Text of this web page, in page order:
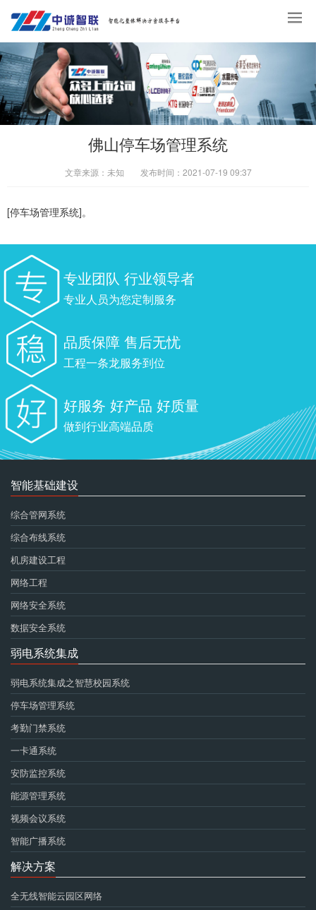
佛山停车场管理系统
文章来源： 未知 发布时间： 2021-07-19 09:37
[停车场管理系统]。
专业团队 行业领导者
专业人员为您定制服务
品质保障 售后无忧
工程一条龙服务到位
好服务 好产品 好质量
做到行业高端品质
智能基础建设
综合管网系统
综合布线系统
机房建设工程
网络工程
网络安全系统
数据安全系统
弱电系统集成
弱电系统集成之智慧校园系统
停车场管理系统
考勤门禁系统
一卡通系统
安防监控系统
能源管理系统
视频会议系统
智能广播系统
解决方案
全无线智能云园区网络